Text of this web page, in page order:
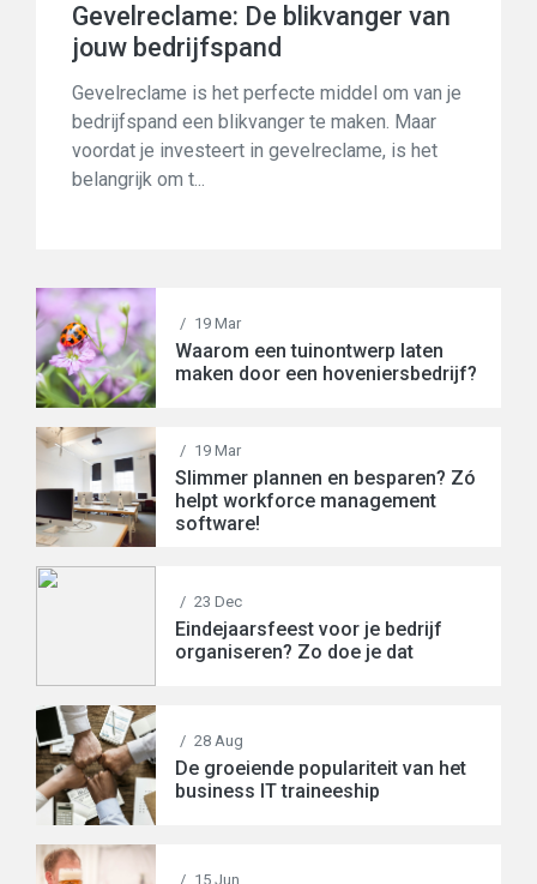
Gevelreclame: De blikvanger van
jouw bedrijfspand
Gevelreclame is het perfecte middel om van je
bedrijfspand een blikvanger te maken. Maar
voordat je investeert in gevelreclame, is het
belangrijk om t...
/ 19 Mar
Waarom een tuinontwerp laten
maken door een hoveniersbedrijf?
/ 19 Mar
Slimmer plannen en besparen? Zó
helpt workforce management
software!
/ 23 Dec
Eindejaarsfeest voor je bedrijf
organiseren? Zo doe je dat
/ 28 Aug
De groeiende populariteit van het
business IT traineeship
/ 15 Jun